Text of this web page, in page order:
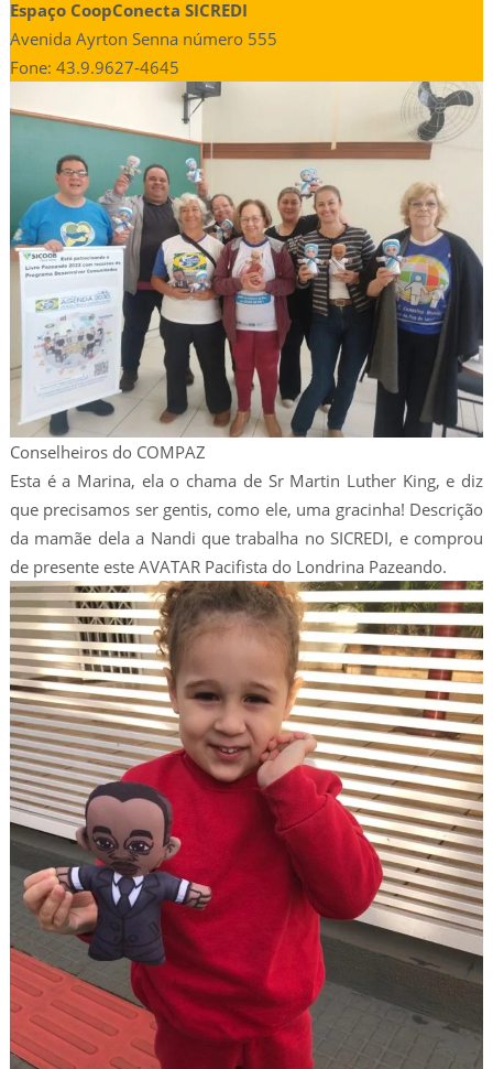
Espaço CoopConecta SICREDI
Avenida Ayrton Senna número 555
Fone: 43.9.9627-4645
Conselheiros do COMPAZ
Esta é a Marina, ela o chama de Sr Martin Luther King, e diz
que precisamos ser gentis, como ele, uma gracinha! Descrição
da mamãe dela a Nandi que trabalha no SICREDI, e comprou
de presente este AVATAR Pacifista do Londrina Pazeando.